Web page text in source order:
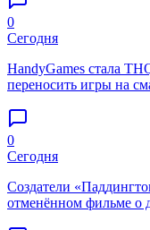
0
Сегодня
HandyGames стала
переносить игры на
0
Сегодня
Создатели
отменённом фильме о